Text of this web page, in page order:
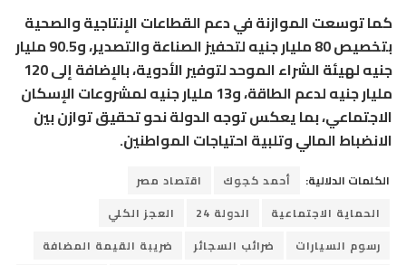
كما توسعت الموازنة في دعم القطاعات الإنتاجية والصحية
بتخصيص 80 مليار جنيه لتحفيز الصناعة والتصدير، و90.5 مليار
جنيه لهيئة الشراء الموحد لتوفير الأدوية، بالإضافة إلى 120
مليار جنيه لدعم الطاقة، و13 مليار جنيه لمشروعات الإسكان
الاجتماعي، بما يعكس توجه الدولة نحو تحقيق توازن بين
الانضباط المالي وتلبية احتياجات المواطنين.
الكلمات الدلالية: أحمد كجوك
اقتصاد مصر
الحماية الاجتماعية
الدولة 24
العجز الكلي
رسوم السيارات
ضرائب السجائر
ضريبة القيمة المضافة